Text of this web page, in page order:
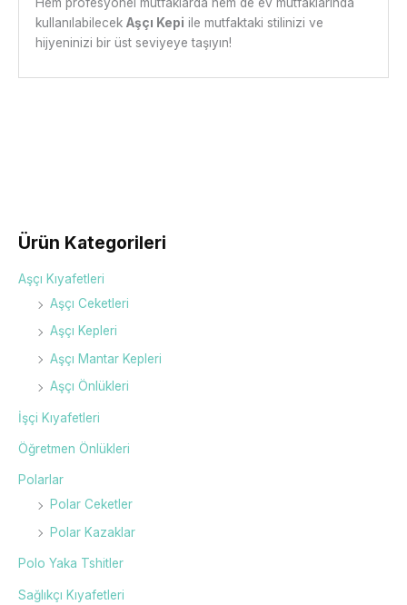
Ürün Kategorileri
Aşçı Kıyafetleri
Aşçı Ceketleri
Aşçı Kepleri
Aşçı Mantar Kepleri
Aşçı Önlükleri
İşçi Kıyafetleri
Öğretmen Önlükleri
Polarlar
Polar Ceketler
Polar Kazaklar
Polo Yaka Tshitler
Sağlıkçı Kıyafetleri
kullanılabilecek Aşçı Kepi ile mutfaktaki stilinizi ve
hijyeninizi bir üst seviyeye taşıyın!